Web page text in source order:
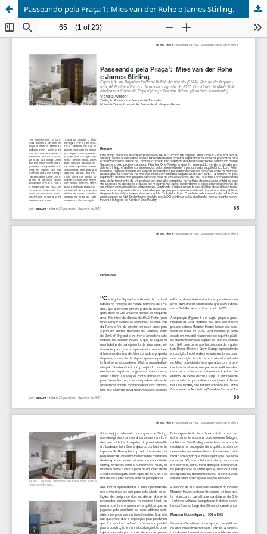
Passeando pela Praça 1: Mies van der Rohe e James Stirling.